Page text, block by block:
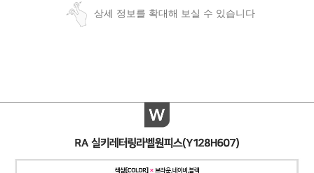
상세 정보를 확대해 보실 수 있습니다